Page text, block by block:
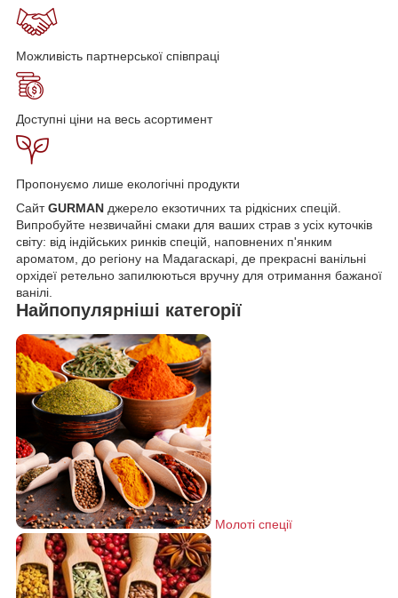
Можливість партнерської співпраці
Доступні ціни на весь асортимент
Пропонуємо лише екологічні продукти
СайтGURMAN джерело екзотичних та рідкісних спецій.
Випробуйте незвичайні смаки для ваших страв з усіх куточків
світу: від індійських ринків спецій, наповнених п'янким
ароматом, до регіону на Мадагаскарі, де прекрасні ванільні
орхідеї ретельно запилюються вручну для отримання бажаної
ванілі.
Найпопулярніші категорії
Молоті спеції